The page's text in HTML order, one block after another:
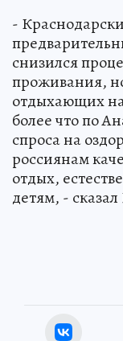
-
снизился
проживания,
отдыхающих
более что по
спроса на
россиянам
отдых,
детям, -